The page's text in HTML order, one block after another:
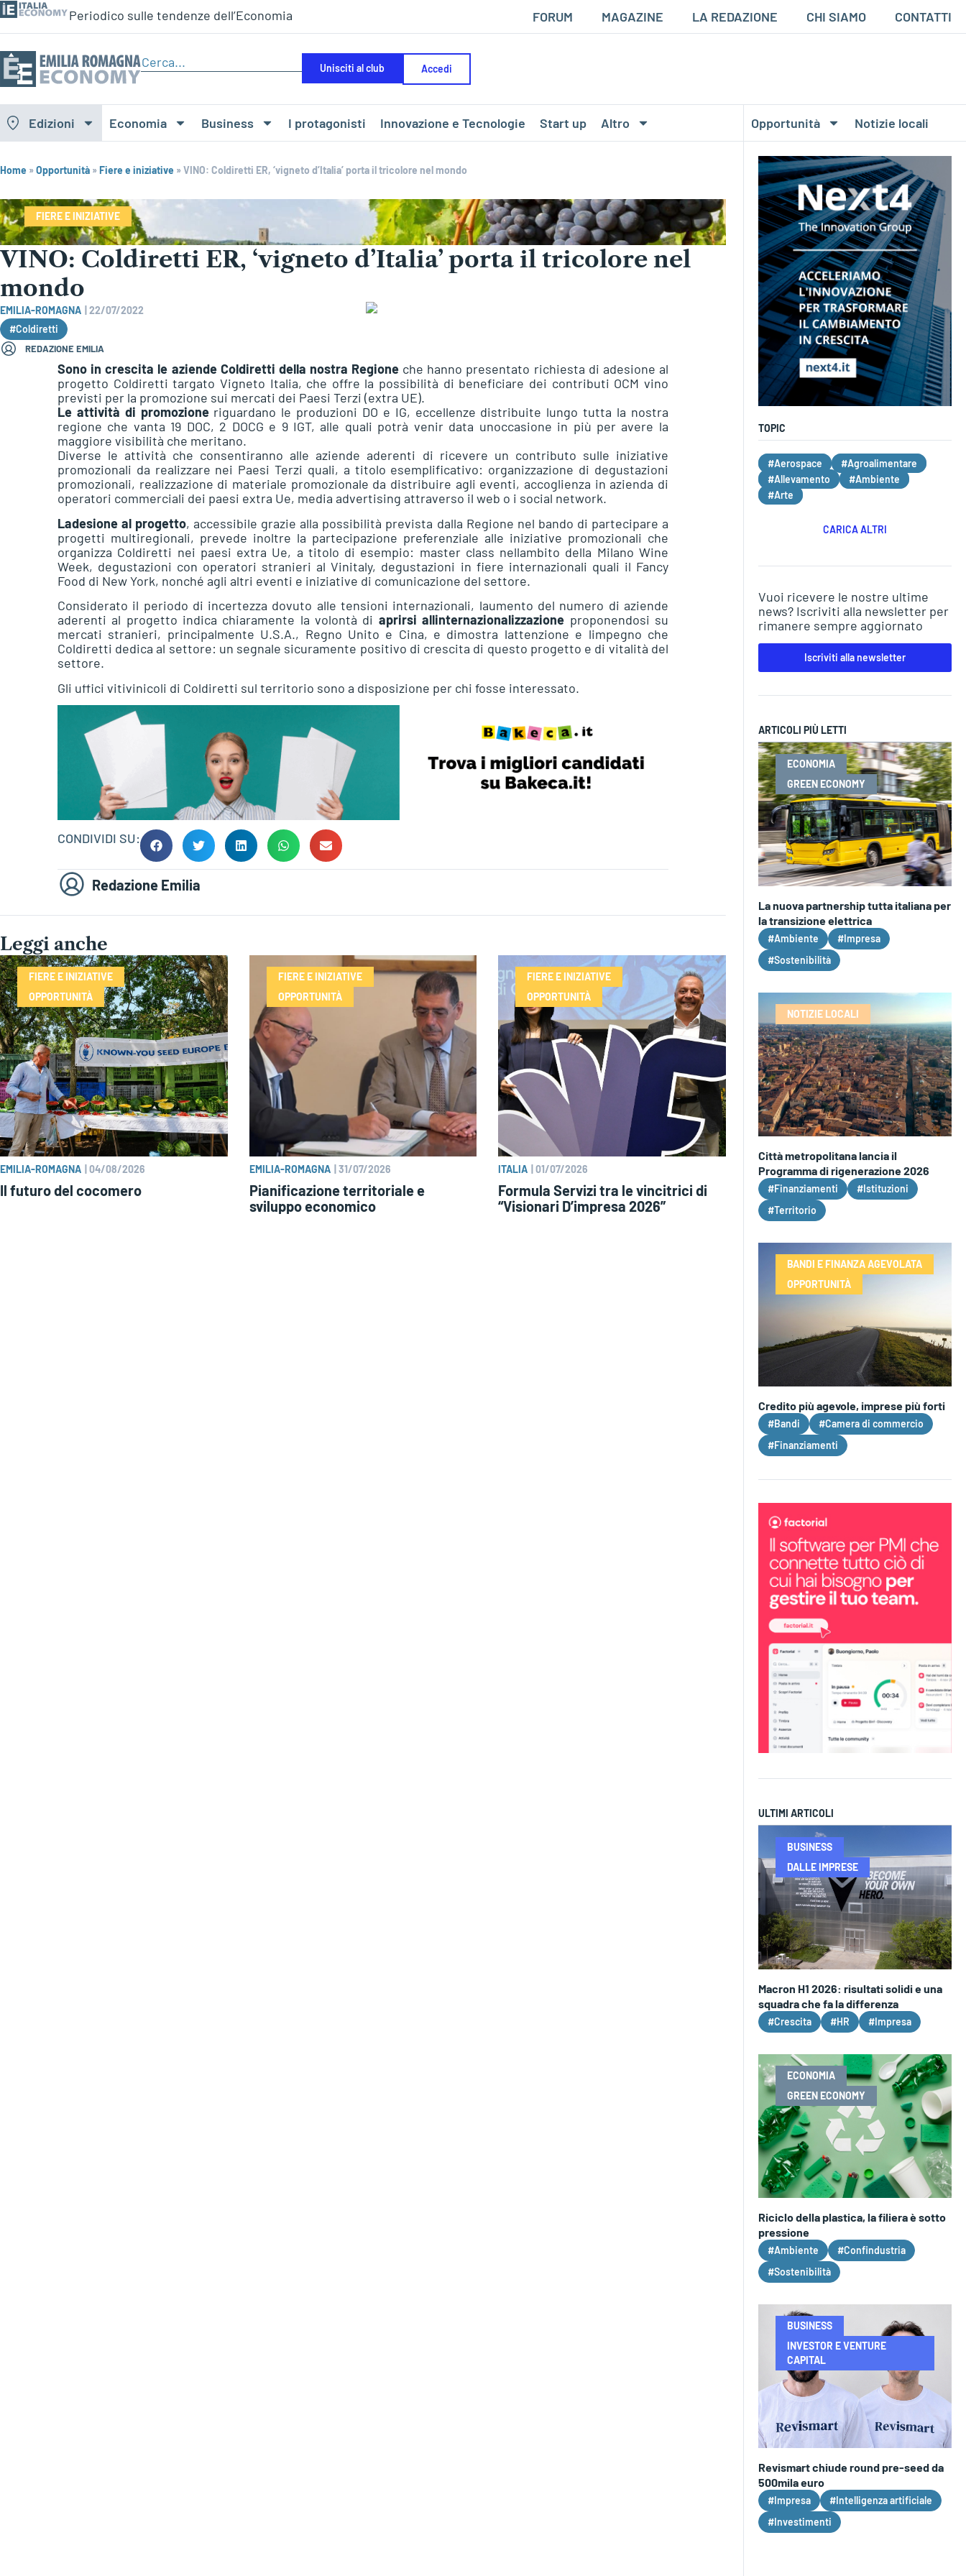
Periodico sulle tendenze dell’Economia FORUM MAGAZINE LA REDAZIONE CHI SIAMO CONTATTI
Unisciti al club Accedi
Edizioni Economia Business I protagonisti Innovazione e Tecnologie Start up Altro Opportunità Notizie locali
Home »Opportunità »Fiere e iniziative »VINO: Coldiretti ER, ‘vigneto d’Italia’ porta il tricolore nel mondo
FIERE E INIZIATIVE
VINO: Coldiretti ER, ‘vigneto d’Italia’ porta il tricolore nel
mondo
EMILIA-ROMAGNA
22/07/2022
#Coldiretti
REDAZIONE EMILIA
Sono in crescita le aziende Coldiretti della nostra Regione che hanno presentato richiesta di adesione al
progetto Coldiretti targato Vigneto Italia, che offre la possibilità di beneficiare dei contributi OCM vino
previsti per la promozione sui mercati dei Paesi Terzi (extra UE).
Le attività di promozioneriguardano le produzioni DO e IG, eccellenze distribuite lungo tutta la nostra
regione che vanta 19 DOC, 2 DOCG e 9 IGT, alle quali potrà venir data unoccasione in più per avere la
maggiore visibilità che meritano.
Diverse le attività che consentiranno alle aziende aderenti di ricevere un contributo sulle iniziative
promozionali da realizzare nei Paesi Terzi quali, a titolo esemplificativo: organizzazione di degustazioni
promozionali, realizzazione di materiale promozionale da distribuire agli eventi, accoglienza in azienda di
operatori commerciali dei paesi extra Ue, media advertising attraverso il web o i social network.
Ladesione al progetto, accessibile grazie alla possibilità prevista dalla Regione nel bando di partecipare a
progetti multiregionali, prevede inoltre la partecipazione preferenziale alle iniziative promozionali che
organizza Coldiretti nei paesi extra Ue, a titolo di esempio: master class nellambito della Milano Wine
Week, degustazioni con operatori stranieri al Vinitaly, degustazioni in fiere internazionali quali il Fancy
Food di New York, nonché agli altri eventi e iniziative di comunicazione del settore.
Considerato il periodo di incertezza dovuto alle tensioni internazionali, laumento del numero di aziende
aderenti al progetto indica chiaramente la volontà di aprirsi allinternazionalizzazione proponendosi su
mercati stranieri, principalmente U.S.A., Regno Unito e Cina, e dimostra lattenzione e limpegno che
Coldiretti dedica al settore: un segnale sicuramente positivo di crescita di questo progetto e di vitalità del
settore.
Gli uffici vitivinicoli di Coldiretti sul territorio sono a disposizione per chi fosse interessato.
CONDIVIDI SU:
Redazione Emilia
Leggi anche
FIERE E INIZIATIVE
OPPORTUNITÀ
EMILIA-ROMAGNA 04/08/2026
Il futuro del cocomero
FIERE E INIZIATIVE
OPPORTUNITÀ
EMILIA-ROMAGNA 31/07/2026
Pianificazione territoriale e
sviluppo economico
FIERE E INIZIATIVE
OPPORTUNITÀ
ITALIA |01/07/2026
Formula Servizi tra le vincitrici di
“Visionari D’impresa 2026”
TOPIC
#Aerospace
#Agroalimentare
#Allevamento
#Ambiente
#Arte
CARICA ALTRI
Vuoi ricevere le nostre ultime
news? Iscriviti alla newsletter per
rimanere sempre aggiornato
Iscriviti alla newsletter
ARTICOLI PIÙ LETTI
ECONOMIA
GREEN ECONOMY
La nuova partnership tutta italiana per
la transizione elettrica
#Ambiente
#Impresa
#Sostenibilità
NOTIZIE LOCALI
Città metropolitana lancia il
Programma di rigenerazione 2026
#Finanziamenti
#Istituzioni
#Territorio
BANDI E FINANZA AGEVOLATA
OPPORTUNITÀ
Credito più agevole, imprese più forti
#Bandi
#Camera di commercio
#Finanziamenti
ULTIMI ARTICOLI
BUSINESS
DALLE IMPRESE
Macron H1 2026: risultati solidi e una
squadra che fa la differenza
#Crescita #HR #Impresa
ECONOMIA
GREEN ECONOMY
Riciclo della plastica, la filiera è sotto
pressione
#Ambiente
#Confindustria
#Sostenibilità
BUSINESS
INVESTOR E VENTURE
CAPITAL
Revismart chiude round pre-seed da
500mila euro
#Impresa
#Intelligenza artificiale
#Investimenti